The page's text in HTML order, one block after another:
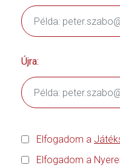
Újra:
Elfogadom a
Elfogadom a